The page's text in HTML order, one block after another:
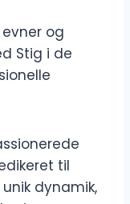
og
Stig i de
til
dynamik,